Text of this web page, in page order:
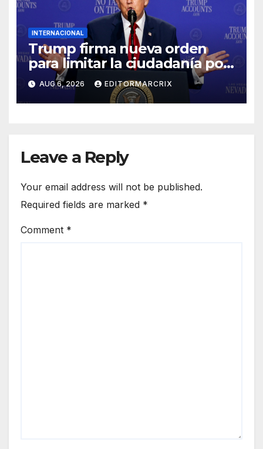
INTERNACIONAL
Trump firma nueva orden
para limitar la ciudadanía por
nacimiento en Estados
Unidos
AUG 6, 2026 EDITORMARCRIX
Leave a Reply
Your email address will not be published.
Required fields are marked *
Comment *